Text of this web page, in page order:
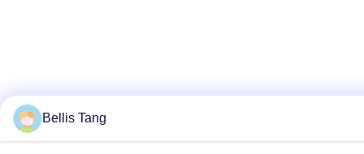
Bellis Tang